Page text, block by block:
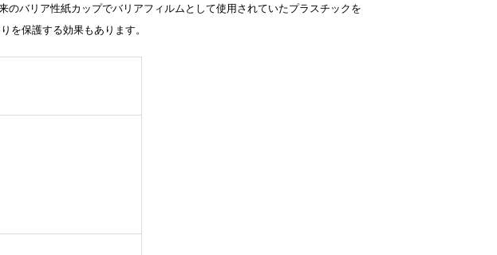
バリア性紙カップでバリアフィルムとして使用されていたプラスチックを
を保護する効果もあります。